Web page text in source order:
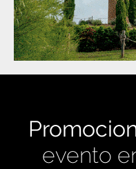
evento